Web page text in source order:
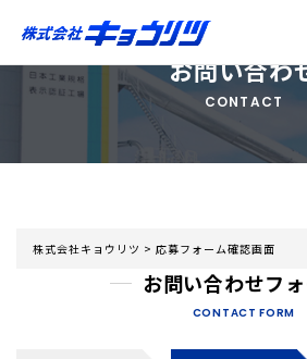
お問い合わ
CONTACT
株式会社キョウリツ > 応募フォーム確認画面
お問い合わせフ
CONTACT FORM